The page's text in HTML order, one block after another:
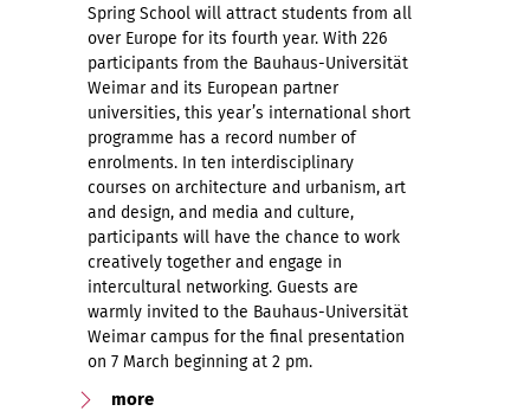
Spring School will attract students from all
over Europe for its fourth year. With 226
participants from the Bauhaus-Universität
Weimar and its European partner
universities, this year’s international short
programme has a record number of
enrolments. In ten interdisciplinary
courses on architecture and urbanism, art
and design, and media and culture,
participants will have the chance to work
creatively together and engage in
intercultural networking. Guests are
warmly invited to the Bauhaus-Universität
Weimar campus for the final presentation
on 7 March beginning at 2 pm.
more